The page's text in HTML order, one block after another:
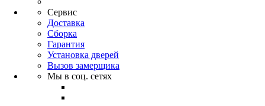
Сервис
Доставка
Сборка
Гарантия
Установка дверей
Вызов замерщика
Мы в соц. сетях